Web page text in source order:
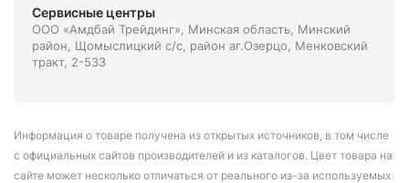
Сервисные центры
ООО «Амдбай Трейдинг», Минская область, Минский
район, Щомыслицкий с/с, район аг.Озерцо, Менковский
тракт, 2-533
Информация о товаре получена из открытых источников, в том числе
с официальных сайтов производителей и из каталогов. Цвет товара на
сайте может несколько отличаться от реального из-за используемых